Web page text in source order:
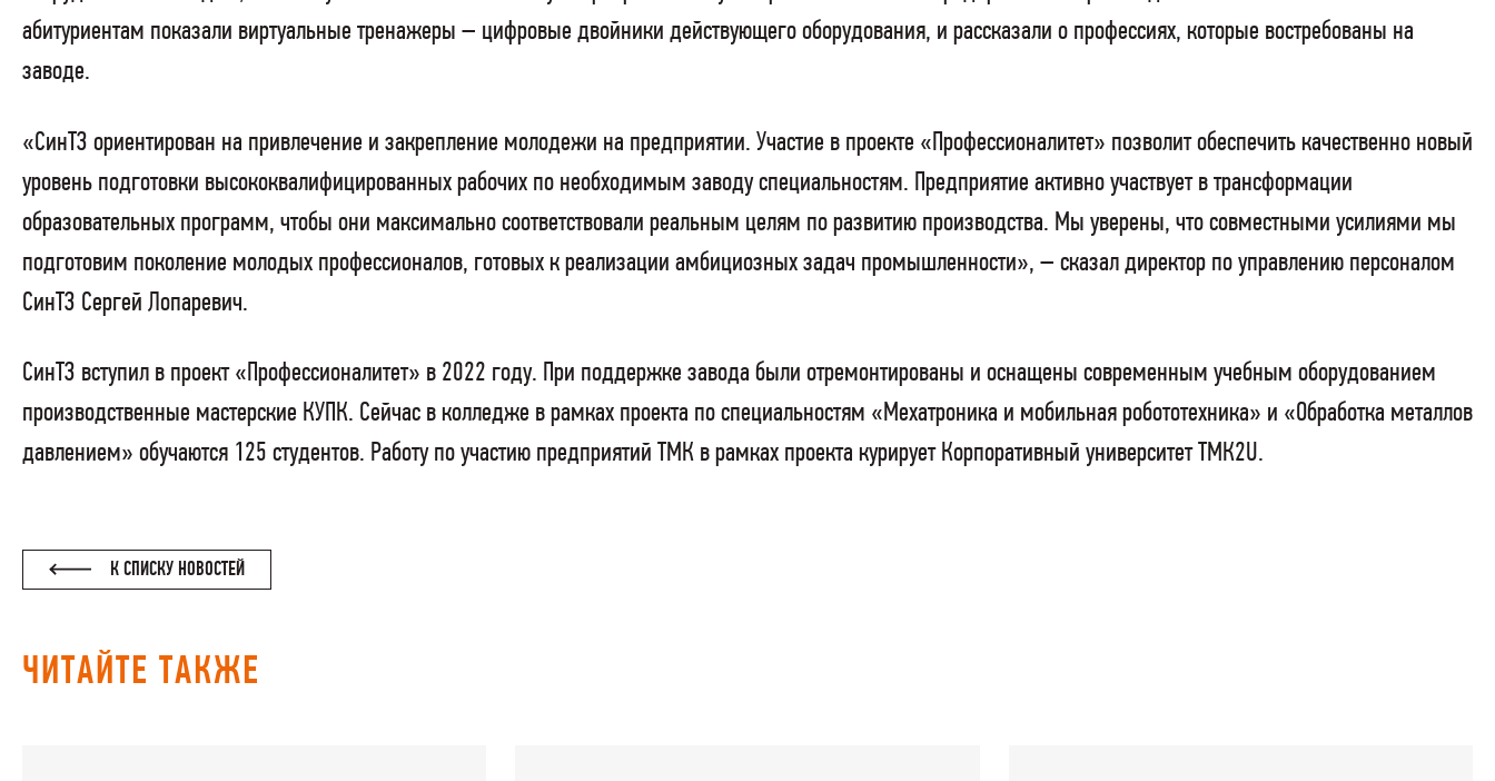
абитуриентам показали виртуальные тренажеры – цифровые двойники действующего оборудования, и рассказали о профессиях, которые востребованы на
заводе.
«СинТЗ ориентирован на привлечение и закрепление молодежи на предприятии. Участие в проекте «Профессионалитет» позволит обеспечить качественно новый
уровень подготовки высококвалифицированных рабочих по необходимым заводу специальностям. Предприятие активно участвует в трансформации
образовательных программ, чтобы они максимально соответствовали реальным целям по развитию производства. Мы уверены, что совместными усилиями мы
подготовим поколение молодых профессионалов, готовых к реализации амбициозных задач промышленности», – сказал директор по управлению персоналом
СинТЗ Сергей Лопаревич.
СинТЗ вступил в проект «Профессионалитет» в 2022 году. При поддержке завода были отремонтированы и оснащены современным учебным оборудованием
производственные мастерские КУПК. Сейчас в колледже в рамках проекта по специальностям «Мехатроника и мобильная робототехника» и «Обработка металлов
давлением» обучаются 125 студентов. Работу по участию предприятий ТМК в рамках проекта курирует Корпоративный университет ТМК2U.
К СПИСКУ НОВОСТЕЙ
ЧИТАЙТЕ ТАКЖЕ